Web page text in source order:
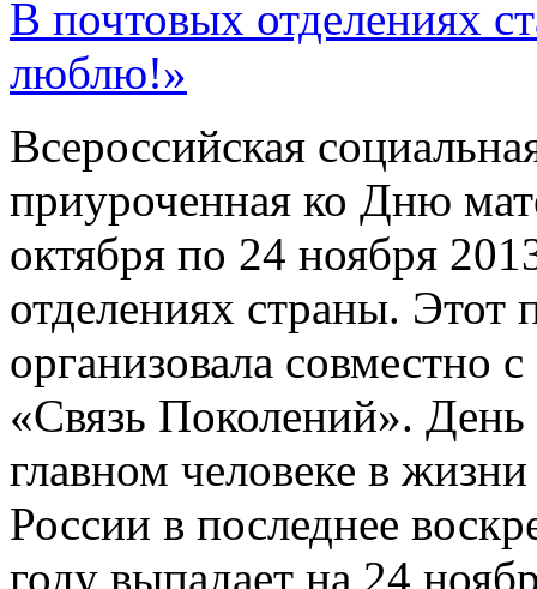
В почтовых отделениях
люблю!»
Всероссийская
приуроченная ко Дню
октября по 24 ноября
отделениях страны. Этот
организовала совместно
«Связь Поколений».
главном человеке в
России в последнее
году выпадает на 24